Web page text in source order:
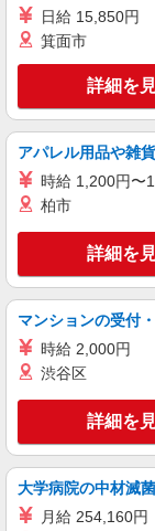
紹介予定派遣
株式会社テクノ・サ
キー
派遣社員
株式会社テクノ・サ
株式会社テクノ・
日給 15,850円
箕面市
詳細を
アパレル用品や雑
時給 1,200円〜
柏市
詳細を
マンションの受付
時給 2,000円
渋谷区
詳細を
大学病院の中材滅菌
月給 254,160円